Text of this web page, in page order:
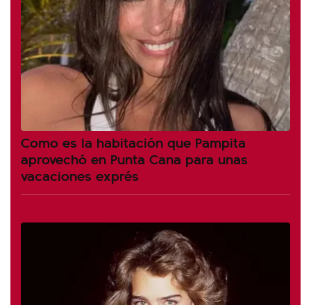
Como es la habitación que Pampita
aprovechó en Punta Cana para unas
vacaciones exprés